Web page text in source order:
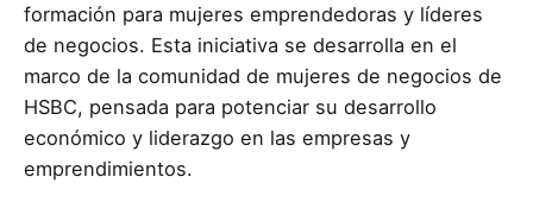
formación para mujeres emprendedoras y líderes
de negocios. Esta iniciativa se desarrolla en el
marco de la comunidad de mujeres de negocios de
HSBC, pensada para potenciar su desarrollo
económico y liderazgo en las empresas y
emprendimientos.